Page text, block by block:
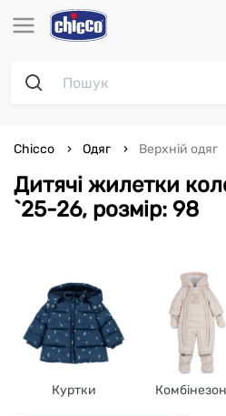
Дитячі жилетки колекції осінь-зима
`25-26, розмір: 98
Chicco Одяг Верхній одяг
Куртки